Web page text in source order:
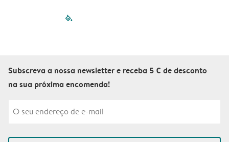
filled-pagination
Subscreva a nossa newsletter e receba 5 € de desconto
na sua próxima encomenda!